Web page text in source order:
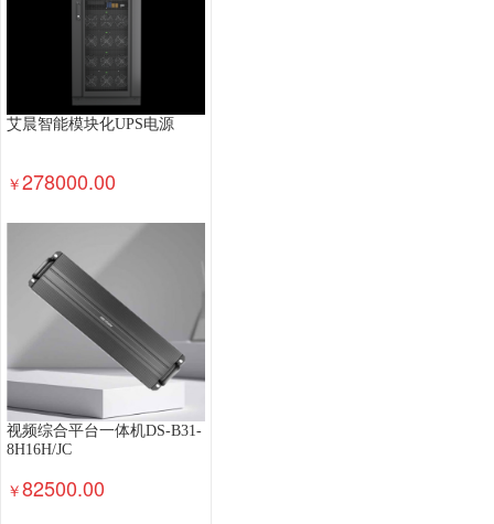
艾晨智能模块化UPS电源
￥278000.00
视频综合平台一体机DS-B31-
8H16H/JC
￥82500.00